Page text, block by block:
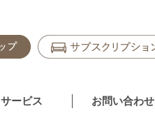
サービス お問い合わせ